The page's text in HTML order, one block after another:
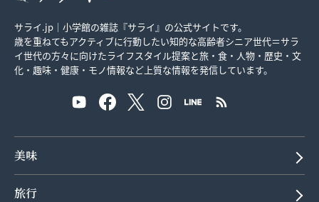
サライ.jp｜小学館の雑誌『サライ』の公式サイトです。
歳を重ねてもアクティブに行動したい知的な高齢者シニア世代＝サラ
イ世代の方々に向けたライフスタイル提案と旅・食・人物・歴史・文
化・趣味・健康・モノ情報など上質な情報を発信しています。
美味
旅行